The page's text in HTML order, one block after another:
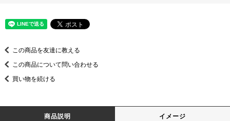
この商品を友達に教える
この商品について問い合わせる
買い物を続ける
商品説明 イメージ